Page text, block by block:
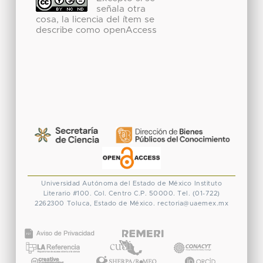
señala otra
cosa, la licencia del ítem se
describe como openAccess
Universidad Autónoma del Estado de México
Instituto
Literario #100. Col. Centro C.P. 50000. Tel. (01-722)
2262300 Toluca, Estado de México. rectoria@uaemex.mx